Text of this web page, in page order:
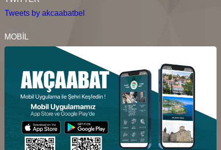
Tweets by akcaabatbel
MOBİL